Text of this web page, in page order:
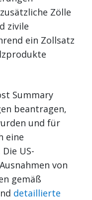
Zölle
zivile
ein Zollsatz
Summary
beantragen,
und für
eine
US-
von
gemäß
detaillierte